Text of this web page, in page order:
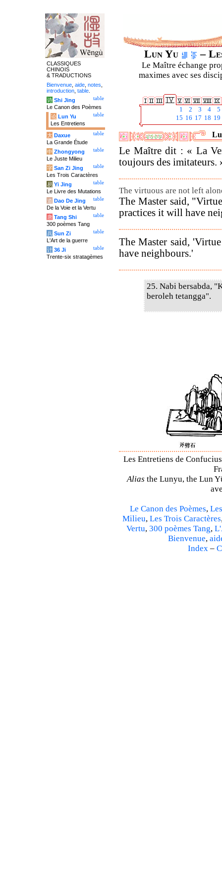
Lun Yu –
Le Maître échange
maximes avec ses
1 2 3 4
5
15 16 17 18 19
Le Maître dit : « La
toujours des imitateurs.
The virtuous are not left
The Master said,
practices it will have
The Master said,
have neighbours.'
25. Nabi bersabda,
beroleh tetangga".
Les Entretiens de
Alias the Lunyu, the Lun
Le Canon des Poèmes,
Milieu, Les Trois Caractères
Vertu, 300 poèmes Tang,
Bienvenue,
Index –
CLASSIQUES
CHINOIS
& TRADUCTIONS
Bienvenue aide notes
introduction table
table
诗 Shi Jing
Le Canon des Poèmes
table
论 Lun Yu
Les Entretiens
table
大 Daxue
La Grande Étude
table
中 Zhongyong
Le Juste Milieu
table
字 San Zi Jing
Les Trois Caractères
table
易 Yi Jing
Le Livre des Mutations
table
道 Dao De Jing
De la Voie et la Vertu
table
唐 Tang Shi
300 poèmes Tang
table
兵 Sun Zi
L'Art de la guerre
table
计 36 Ji
Trente-six stratagèmes